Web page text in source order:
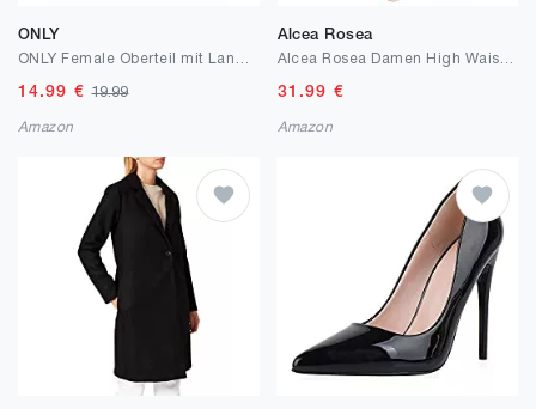
ONLY
14.99 €19.99
Amazon
Alcea Rosea
31.99 €
Amazon